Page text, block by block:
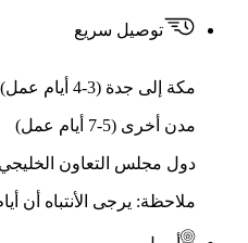
توصيل سريع
مكة إلى جدة (3-4 أيام عمل)
مدن أخرى (5-7 أيام عمل)
دول مجلس التعاون الخليجي (8-10 أيام
ملاحظة: يرجى الأنتباه أن